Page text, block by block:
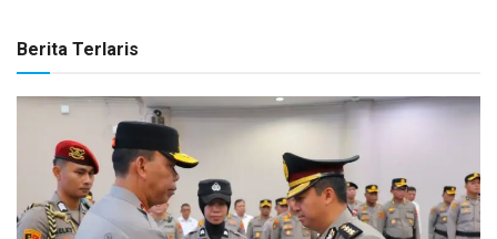
Berita Terlaris